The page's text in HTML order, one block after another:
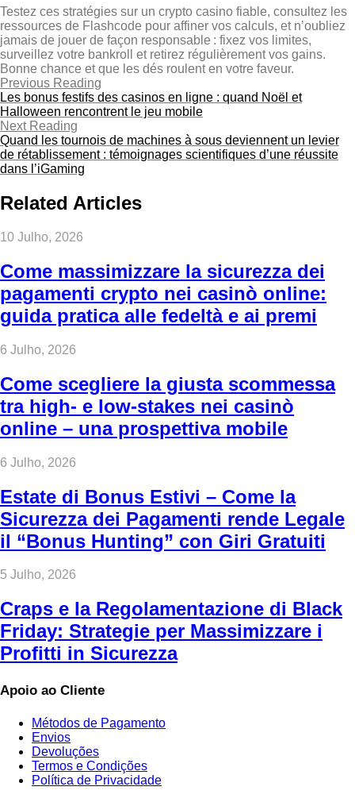
Testez ces stratégies sur un crypto casino fiable, consultez les
ressources de Flashcode pour affiner vos calculs, et n’oubliez
jamais de jouer de façon responsable : fixez vos limites,
surveillez votre bankroll et retirez régulièrement vos gains.
Bonne chance et que les dés roulent en votre faveur.
Previous Reading
Les bonus festifs des casinos en ligne : quand Noël et
Halloween rencontrent le jeu mobile
Next Reading
Quand les tournois de machines à sous deviennent un levier
de rétablissement : témoignages scientifiques d’une réussite
dans l’iGaming
Related Articles
10 Julho, 2026
Come massimizzare la sicurezza dei
pagamenti crypto nei casinò online:
guida pratica alle fedeltà e ai premi
6 Julho, 2026
Come scegliere la giusta scommessa
tra high‑ e low‑stakes nei casinò
online – una prospettiva mobile
6 Julho, 2026
Estate di Bonus Estivi – Come la
Sicurezza dei Pagamenti rende Legale
il “Bonus Hunting” con Giri Gratuiti
5 Julho, 2026
Craps e la Regolamentazione di Black
Friday: Strategie per Massimizzare i
Profitti in Sicurezza
Apoio ao Cliente
Métodos de Pagamento
Envios
Devoluções
Termos e Condições
Política de Privacidade